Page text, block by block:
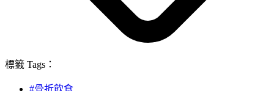
標籤 Tags：
#骨折飲食